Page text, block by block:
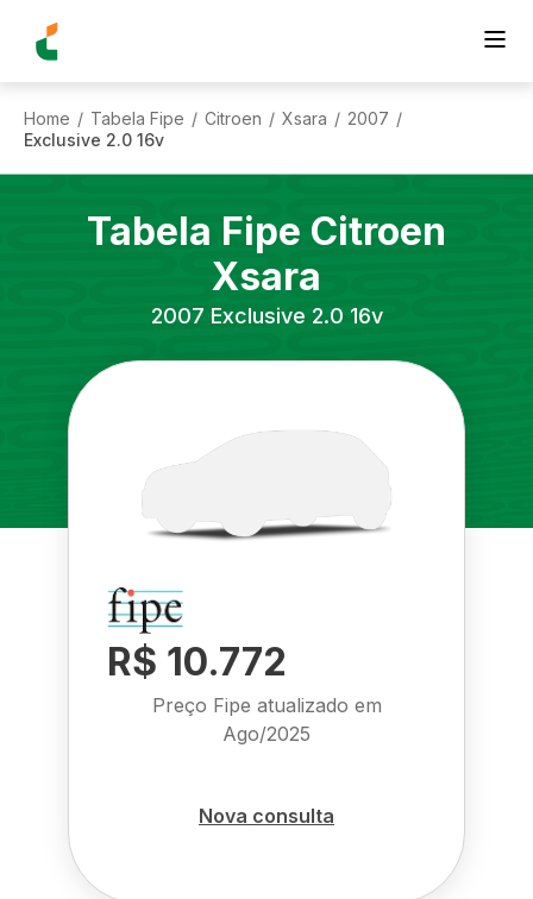
Home / Tabela Fipe / Citroen / Xsara / 2007 /
Exclusive 2.0 16v
Tabela Fipe Citroen
Xsara
2007 Exclusive 2.0 16v
R$ 10.772
Preço Fipe atualizado em
Ago/2025
Nova consulta